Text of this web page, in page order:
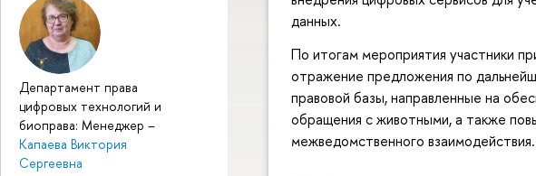
Департамент права
цифровых технологий и
биоправа: Менеджер –
Капаева Виктория
Сергеевна
данных.
По итогам мероприятия участники
отражение предложения по
правовой базы, направленные на
обращения с животными, а также
межведомственного взаимодействия.